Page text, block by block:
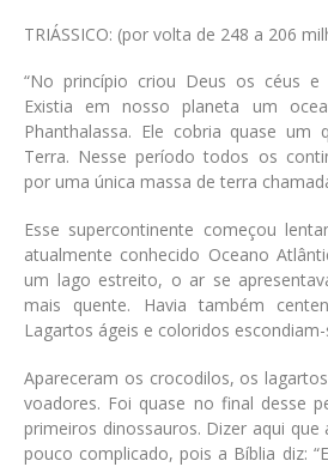
TRIÁSSICO: (por volta de 248 a 206
“No princípio criou Deus os céus e
Existia em nosso planeta um
Phanthalassa. Ele cobria quase um
Terra. Nesse período todos os
por uma única massa de terra
Esse supercontinente começou
atualmente conhecido Oceano
um lago estreito, o ar se
mais quente. Havia também
Lagartos ágeis e coloridos
Apareceram os crocodilos, os
voadores. Foi quase no final desse
primeiros dinossauros. Dizer aqui que
pouco complicado, pois a Bíblia diz: